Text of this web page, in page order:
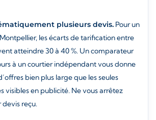
plusieurs devis. Pour un
les écarts de tarification entre
atteindre 30 à 40 %. Un comparateur
à un courtier indépendant vous donne
bien plus large que les seules
visibles en publicité. Ne vous arrêtez
devis reçu.